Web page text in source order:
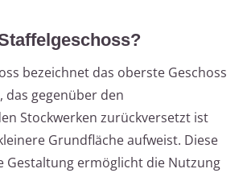
bezeichnet das oberste Geschoss
das gegenüber den
Stockwerken zurückversetzt ist
Grundfläche aufweist. Diese
Gestaltung ermöglicht die Nutzung